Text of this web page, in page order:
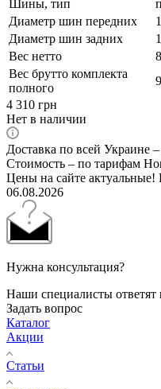
Шины, тип
Диаметр шин передних
Диаметр шин задних
Вес нетто
Вес брутто комплекта
полного
4 310 грн
Нет в наличии
Доставка по всей Украине
Стоимость – по тарифам
Цены на сайте актуальные!
06.08.2026
Нужна консультация?
Наши специалисты
Задать вопрос
Каталог
Акции
Статьи